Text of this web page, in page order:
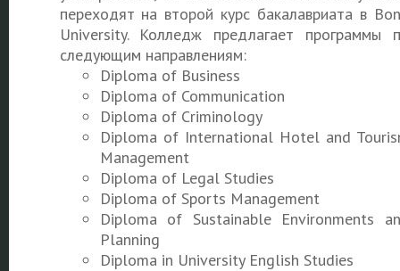
переходят на второй курс бакалавриата в
University. Колледж предлагает программы
следующим направлениям:
Diploma of Business
Diploma of Communication
Diploma of Criminology
Diploma of International Hotel and
Management
Diploma of Legal Studies
Diploma of Sports Management
Diploma of Sustainable Environments
Planning
Diploma in University English Studies